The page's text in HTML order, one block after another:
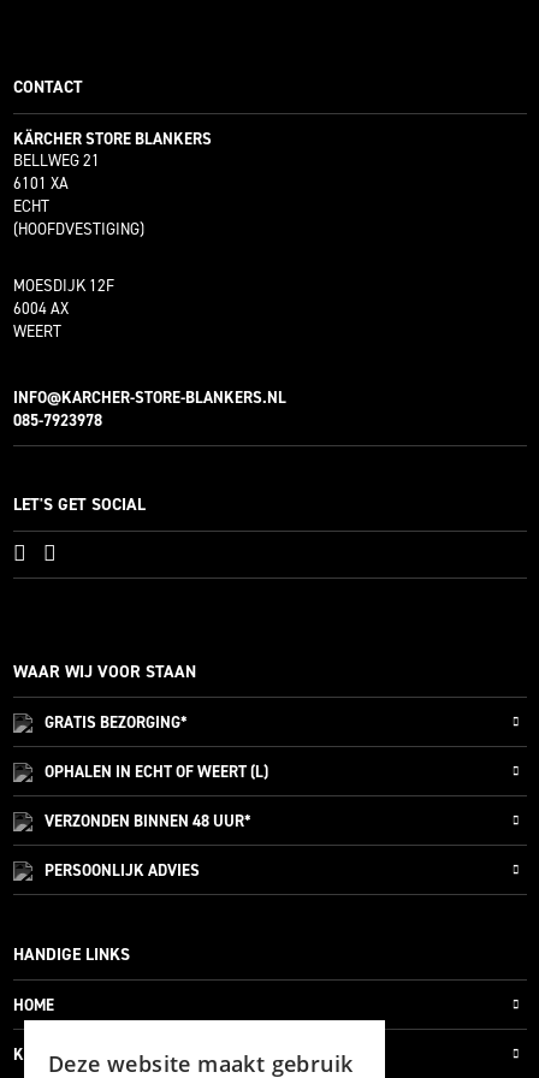
CONTACT
KÄRCHER STORE BLANKERS
BELLWEG 21
6101 XA
ECHT
(HOOFDVESTIGING)
MOESDIJK 12F
6004 AX
WEERT
INFO@KARCHER-STORE-BLANKERS.NL
085-7923978
LET'S GET SOCIAL
WAAR WIJ VOOR STAAN
GRATISBEZORGING*
OPHALEN IN ECHT OF WEERT (L)
VERZONDEN BINNEN 48 UUR*
PERSOONLIJKADVIES
HANDIGE LINKS
HOME
KLANTENSERVICE
Deze website maakt gebruik